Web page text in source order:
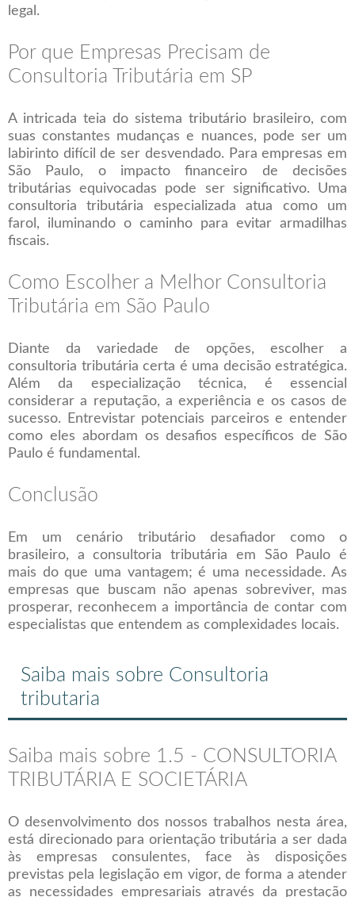
legal.
Por que Empresas Precisam de
Consultoria Tributária em SP
A intricada teia do sistema tributário brasileiro, com
suas constantes mudanças e nuances, pode ser um
labirinto difícil de ser desvendado. Para empresas em
São Paulo, o impacto financeiro de decisões
tributárias equivocadas pode ser significativo. Uma
consultoria tributária especializada atua como um
farol, iluminando o caminho para evitar armadilhas
fiscais.
Como Escolher a Melhor Consultoria
Tributária em São Paulo
Diante da variedade de opções, escolher a
consultoria tributária certa é uma decisão estratégica.
Além da especialização técnica, é essencial
considerar a reputação, a experiência e os casos de
sucesso. Entrevistar potenciais parceiros e entender
como eles abordam os desafios específicos de São
Paulo é fundamental.
Conclusão
Em um cenário tributário desafiador como o
brasileiro, a consultoria tributária em São Paulo é
mais do que uma vantagem; é uma necessidade. As
empresas que buscam não apenas sobreviver, mas
prosperar, reconhecem a importância de contar com
especialistas que entendem as complexidades locais.
Saiba mais sobre Consultoria
tributaria
Saiba mais sobre 1.5 - CONSULTORIA
TRIBUTÁRIA E SOCIETÁRIA
O desenvolvimento dos nossos trabalhos nesta área,
está direcionado para orientação tributária a ser dada
às empresas consulentes, face às disposições
previstas pela legislação em vigor, de forma a atender
as necessidades empresariais através da prestação